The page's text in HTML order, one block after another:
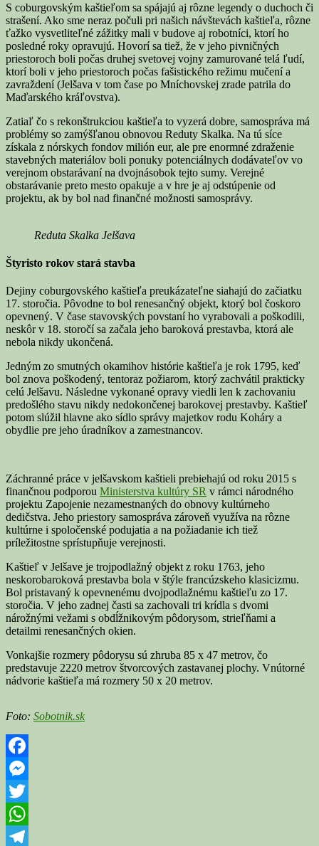
S coburgovským kaštieľom sa spájajú aj rôzne legendy o duchoch či
strašení. Ako sme neraz počuli pri našich návštevách kaštieľa, rôzne
ťažko vysvetliteľné zážitky mali v budove aj robotníci, ktorí ho
posledné roky opravujú. Hovorí sa tiež, že v jeho pivničných
priestoroch boli počas druhej svetovej vojny zamurované telá ľudí,
ktorí boli v jeho priestoroch počas fašistického režimu mučení a
zavraždení (Jelšava v tom čase po Mníchovskej zrade patrila do
Maďarského kráľovstva).
Zatiaľ čo s rekonštrukciou kaštieľa to vyzerá dobre, samospráva má
problémy so zamýšľanou obnovou Reduty Skalka. Na tú síce
získala z nórskych fondov milión eur, ale pre enormné zdraženie
stavebných materiálov boli ponuky potenciálnych dodávateľov vo
verejnom obstarávaní na dvojnásobok tejto sumy. Verejné
obstarávanie preto mesto opakuje a v hre je aj odstúpenie od
projektu, ak by bol nad finančné možnosti samosprávy.
Reduta Skalka Jelšava
Štyristo rokov stará stavba
Dejiny coburgovského kaštieľa preukázateľne siahajú do začiatku
17. storočia. Pôvodne to bol renesančný objekt, ktorý bol čoskoro
opevnený. V čase stavovských povstaní ho vyrabovali a poškodili,
neskôr v 18. storočí sa začala jeho baroková prestavba, ktorá ale
nebola nikdy ukončená.
Jedným zo smutných okamihov histórie kaštieľa je rok 1795, keď
bol znova poškodený, tentoraz požiarom, ktorý zachvátil prakticky
celú Jelšavu. Následne vykonané opravy viedli len k zachovaniu
predošlého stavu nikdy nedokončenej barokovej prestavby. Kaštieľ
potom slúžil hlavne ako sídlo správy majetkov rodu Koháry a
obydlie pre jeho úradníkov a zamestnancov.
Záchranné práce v jelšavskom kaštieli prebiehajú od roku 2015 s
finančnou podporou Ministerstva kultúry SR v rámci národného
projektu Zapojenie nezamestnaných do obnovy kultúrneho
dedičstva. Jeho priestory samospráva zároveň využíva na rôzne
kultúrne i spoločenské podujatia a na požiadanie ich tiež
príležitostne sprístupňuje verejnosti.
Kaštieľ v Jelšave je trojpodlažný objekt z roku 1763, jeho
neskorobaroková prestavba bola v štýle francúzskeho klasicizmu.
Bol pristavaný k opevnenému dvojpodlažnému kaštieľu zo 17.
storočia. V jeho zadnej časti sa zachovali tri krídla s dvomi
nárožnými vežami s obdĺžnikovým pôdorysom, strieľňami a
detailmi renesančných okien.
Vonkajšie rozmery pôdorysu sú zhruba 85 x 47 metrov, čo
predstavuje 2220 metrov štvorcových zastavanej plochy. Vnútorné
nádvorie kaštieľa má rozmery 50 x 20 metrov.
Foto: Sobotnik.sk
Facebook
Messenger
Twitter
WhatsApp